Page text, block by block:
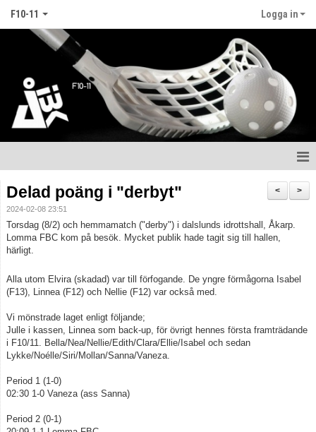
F10-11 Logga in
Nyheter
Kalender
Kontakt
Åkarp Cup 2023
Åkarp Cup 2024
>
<
Delad poäng i "derbyt"
2024-02-08 23:51
Torsdag (8/2) och hemmamatch ("derby") i dalslunds idrottshall, Åkarp.
Lomma FBC kom på besök. Mycket publik hade tagit sig till hallen,
härligt.
Alla utom Elvira (skadad) var till förfogande. De yngre förmågorna Isabel
(F13), Linnea (F12) och Nellie (F12) var också med.
Vi mönstrade laget enligt följande;
Julle i kassen, Linnea som back-up, för övrigt hennes första framträdande
i F10/11. Bella/Nea/Nellie/Edith/Clara/Ellie/Isabel och sedan
Lykke/Noélle/Siri/Mollan/Sanna/Vaneza.
Period 1 (1-0)
02:30 1-0 Vaneza (ass Sanna)
Period 2 (0-1)